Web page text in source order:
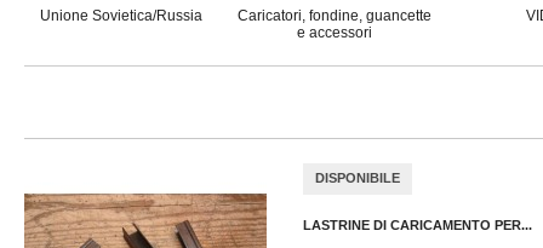
Unione Sovietica/Russia
Caricatori, fondine, guancette
e accessori
DISPONIBILE
LASTRINE DI CARICAMENTO PER...